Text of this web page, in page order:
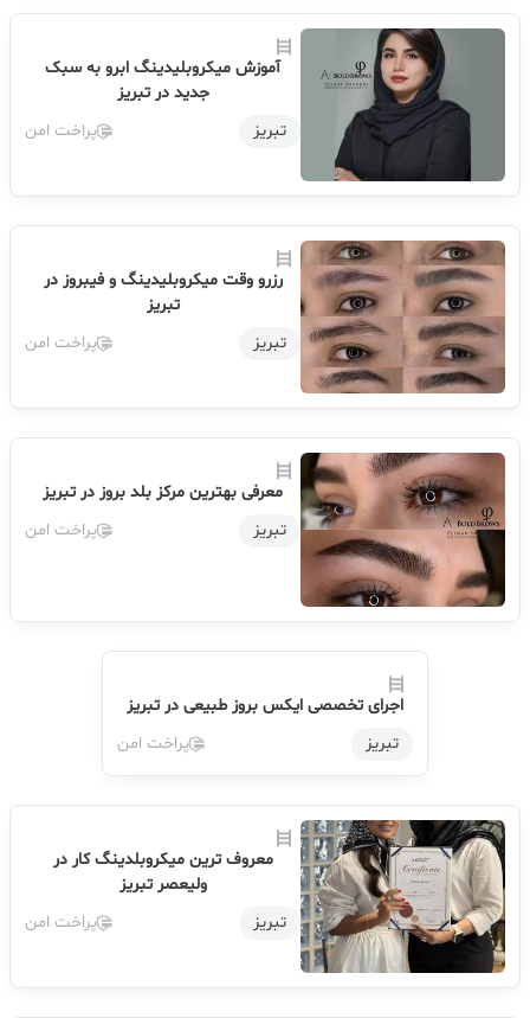
آموزش میکروبلیدینگ ابرو به سبک
جدید در تبریز
تبریز
پراخت امن
رزرو وقت میکروبلیدینگ و فیبروز در
تبریز
تبریز
پراخت امن
معرفی بهترین مرکز بلد بروز در تبریز
تبریز
پراخت امن
اجرای تخصصی ایکس بروز طبیعی در تبریز
تبریز
پراخت امن
معروف ترین میکروبلدینگ کار در
ولیعصر تبریز
تبریز
پراخت امن